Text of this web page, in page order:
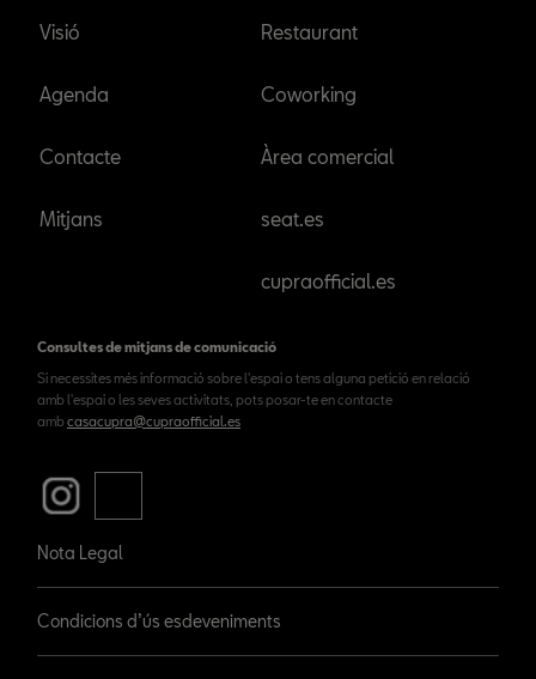
Visió
Agenda
Contacte
Mitjans
Restaurant
Coworking
Àrea comercial
seat.es
cupraofficial.es
Consultes de mitjans de comunicació
Si necessites més informació sobre l'espai o tens alguna petició en relació
amb l'espai o les seves activitats, pots posar-te en contacte
amb casacupra@cupraofficial.es
Nota Legal
Condicions d’ús esdeveniments